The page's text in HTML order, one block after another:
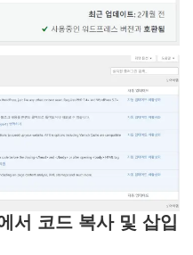
서 코드 복사 및 삽입